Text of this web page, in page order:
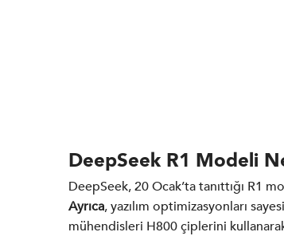
DeepSeek R1 Modeli
DeepSeek, 20 Ocak’ta tanıttığı
Ayrıca, yazılım optimizasyonları
mühendisleri H800 çiplerini